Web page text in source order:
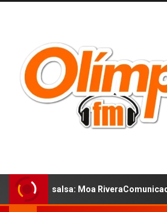
Moa RiveraComunicado de prensa